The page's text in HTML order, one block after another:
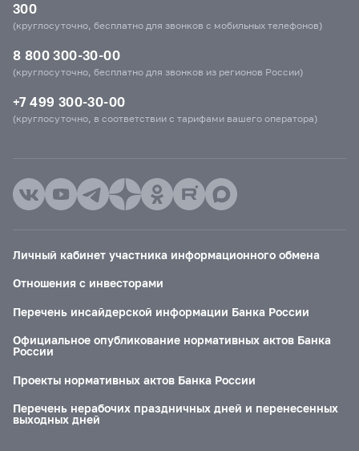
300
(круглосуточно, бесплатно для звонков с мобильных телефонов)
8 800 300-30-00
(круглосуточно, бесплатно для звонков из регионов России)
+7 499 300-30-00
(круглосуточно, в соответствии с тарифами вашего оператора)
Личный кабинет участника информационного обмена
Отношения с инвесторами
Перечень инсайдерской информации Банка России
Официальное опубликование нормативных актов Банка
России
Проекты нормативных актов Банка России
Перечень нерабочих праздничных дней и перенесенных
выходных дней